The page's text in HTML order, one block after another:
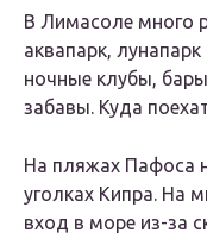
В Лимасоле много
аквапарк,
ночные клубы,
забавы. Куда
На пляжах Пафоса
уголках Кипра. На
вход в море из-за